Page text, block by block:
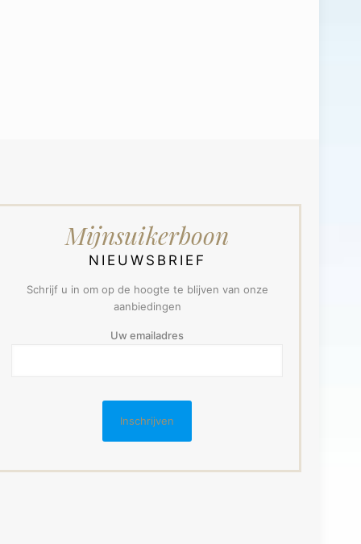
Mijnsuikerboon
NIEUWSBRIEF
Schrijf u in om op de hoogte te blijven van onze
aanbiedingen
Uw emailadres